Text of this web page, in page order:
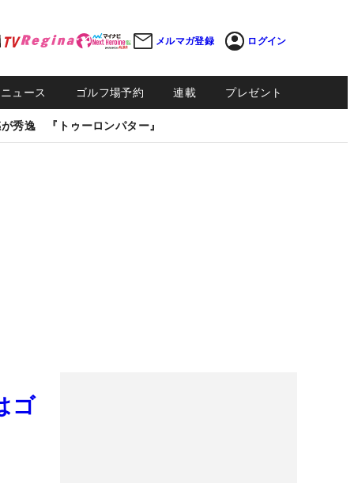
メルマガ登録 ログイン
ュース ゴルフ場予約 連載 プレゼント
秀逸 『トゥーロンパター』
ゴ